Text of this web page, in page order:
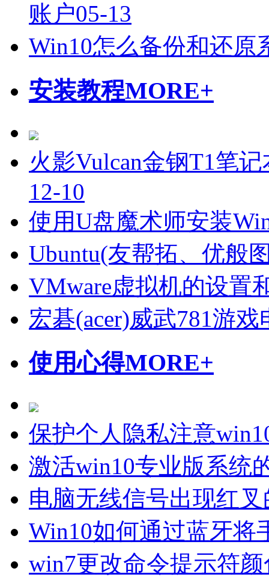
账户05-13
Win10怎么备份和还原
安装教程MORE+
火影Vulcan金钢T1笔
12-10
使用U盘魔术师安装
Ubuntu(友帮拓、优般
VMware虚拟机的设置
宏碁(acer)威武781游
使用心得MORE+
保护个人隐私注意
激活win10专业版系统
电脑无线信号出现红
Win10如何通过蓝牙将
win7更改命令提示符